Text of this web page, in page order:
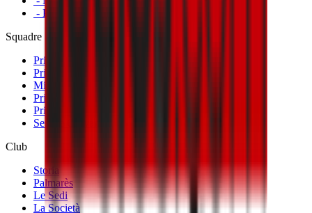
- Primavera
Squadre
Prima Squadra Maschile
Prima Squadra Femminile
Milan Futuro
Primavera
Primavera Femminile
Settore Giovanile
Club
Storia
Palmarès
Le Sedi
La Società